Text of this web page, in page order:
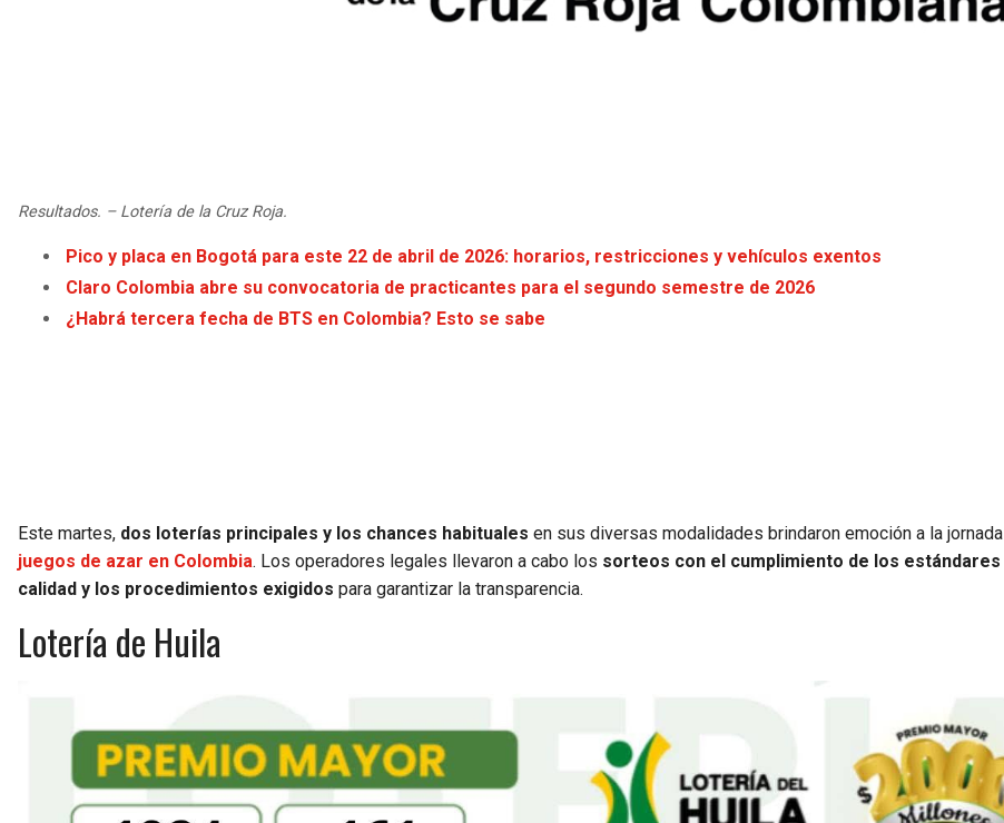
Resultados. – Lotería de la Cruz Roja.
Pico y placa en Bogotá para este 22 de abril de 2026: horarios, restricciones y vehículos exentos
Claro Colombia abre su convocatoria de practicantes para el segundo semestre de 2026
¿Habrá tercera fecha de BTS en Colombia? Esto se sabe
Este martes, dos loterías principales y los chances habituales en sus diversas modalidades brindaron emoción a la
juegos de azar en Colombia. Los operadores legales llevaron a cabo los sorteos con el cumplimiento de los estándares
calidad y los procedimientos exigidos para garantizar la transparencia.
Lotería de Huila